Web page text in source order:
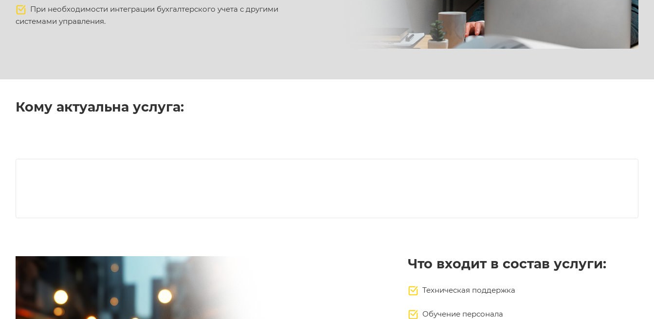
При необходимости интеграции бухгалтерского учета с другими
системами управления.
Кому актуальна услуга:
Что входит в состав услуги:
Техническая поддержка
Обучение персонала